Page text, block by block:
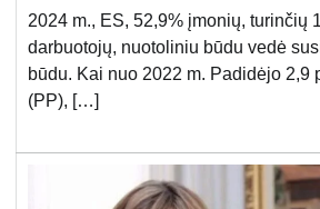
2024 m., ES, 52,9% įmonių, turinčių
darbuotojų, nuotoliniu būdu vedė
būdu. Kai nuo 2022 m. Padidėjo 2,9
(PP), […]